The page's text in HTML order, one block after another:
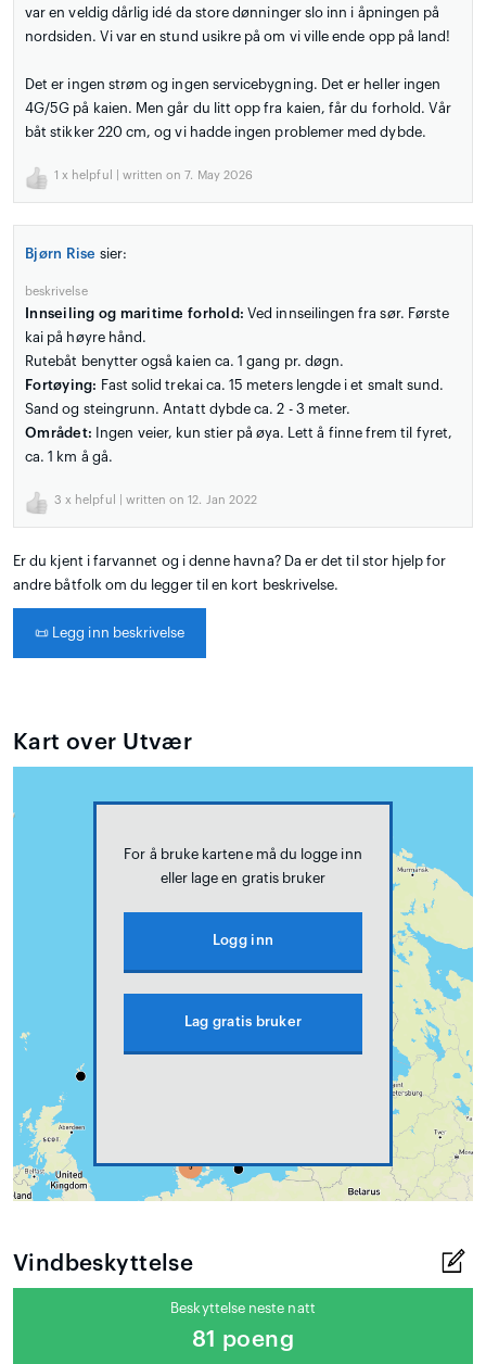
var en veldig dårlig idé da store dønninger slo inn i åpningen på
nordsiden. Vi var en stund usikre på om vi ville ende opp på land!
Det er ingen strøm og ingen servicebygning. Det er heller ingen
4G/5G på kaien. Men går du litt opp fra kaien, får du forhold. Vår
båt stikker 220 cm, og vi hadde ingen problemer med dybde.
1 x helpful | written on 7. May 2026
Bjørn Rise sier:
beskrivelse
Innseiling og maritime forhold: Ved innseilingen fra sør. Første
kai på høyre hånd.
Rutebåt benytter også kaien ca. 1 gang pr. døgn.
Fortøying: Fast solid trekai ca. 15 meters lengde i et smalt sund.
Sand og steingrunn. Antatt dybde ca. 2 - 3 meter.
Området: Ingen veier, kun stier på øya. Lett å finne frem til fyret,
ca. 1 km å gå.
3 x helpful | written on 12. Jan 2022
Er du kjent i farvannet og i denne havna? Da er det til stor hjelp for
andre båtfolk om du legger til en kort beskrivelse.
📜 Legg inn beskrivelse
Kart over Utvær
For å bruke kartene må du logge inn
eller lage en gratis bruker
Logg inn
Lag gratis bruker
Vindbeskyttelse
Beskyttelse neste natt
81 poeng